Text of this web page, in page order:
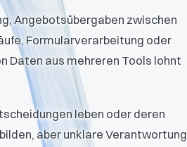
Angebotsübergaben zwischen
Formularverarbeitung oder
Daten aus mehreren Tools lohnt
leben oder deren
aber unklare Verantwortung